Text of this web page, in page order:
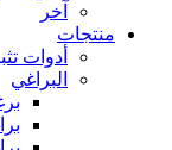
آخر
منتجات
أدوات
البراغي